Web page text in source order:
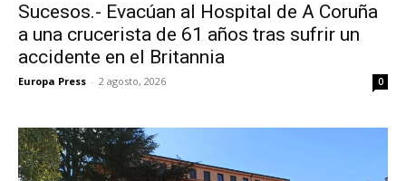
Sucesos.- Evacúan al Hospital de A Coruña
a una crucerista de 61 años tras sufrir un
accidente en el Britannia
Europa Press - 2 agosto, 2026 0